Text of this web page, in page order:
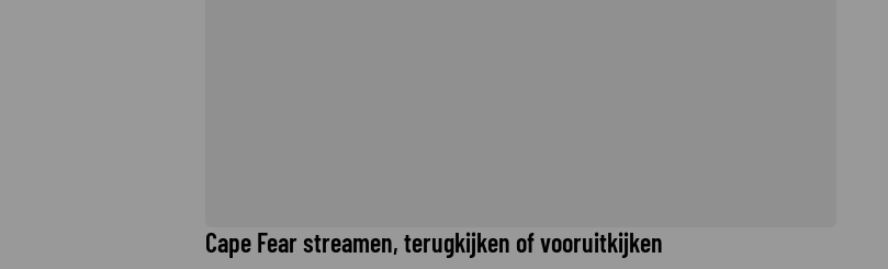
Cape Fear streamen, terugkijken of vooruitkijken